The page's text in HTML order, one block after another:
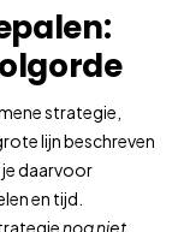
strategie,
lijn beschreven
je daarvoor
en tijd.
nog niet